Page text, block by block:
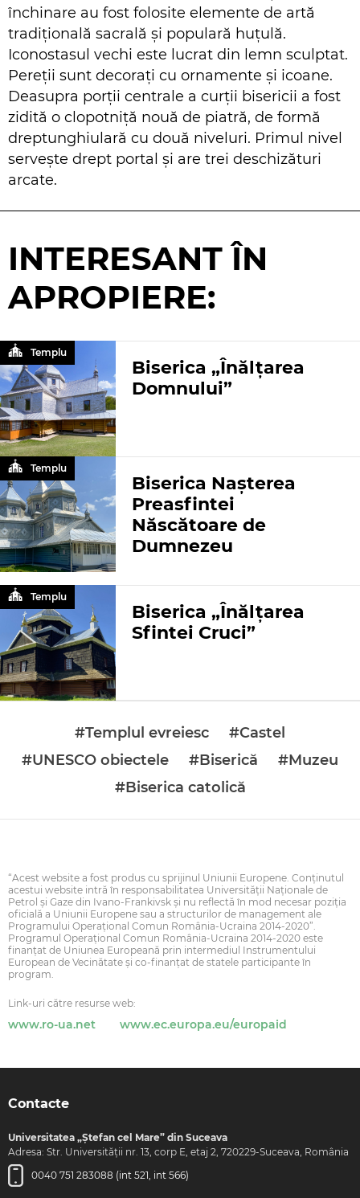
închinare au fost folosite elemente de artă
tradițională sacrală și populară huțulă.
Iconostasul vechi este lucrat din lemn sculptat.
Pereții sunt decorați cu ornamente și icoane.
Deasupra porții centrale a curții bisericii a fost
zidită o clopotniță nouă de piatră, de formă
dreptunghiulară cu două niveluri. Primul nivel
servește drept portal și are trei deschizături
arcate.
INTERESANT ÎN
APROPIERE:
Biserica „Înălțarea
Domnului”
Templu
Biserica Naşterea
Preasfintei
Născătoare de
Dumnezeu
Templu
Biserica „Înălțarea
Sfintei Cruci”
Templu
#Templul evreiesc
#Castel
#UNESCO obiectele
#Biserică
#Muzeu
#Biserica catolică
“Acest website a fost produs cu sprijinul Uniunii Europene. Conţinutul
acestui website intră în responsabilitatea Universității Naționale de
Petrol și Gaze din Ivano-Frankivsk şi nu reflectă în mod necesar poziţia
oficială a Uniunii Europene sau a structurilor de management ale
Programului Operaţional Comun România-Ucraina 2014-2020”.
Programul Operaţional Comun România-Ucraina 2014-2020 este
finanţat de Uniunea Europeană prin intermediul Instrumentului
European de Vecinătate şi co-finanţat de statele participante în
program.
Link-uri către resurse web:
www.ro-ua.net www.ec.europa.eu/europaid
Contacte
Universitatea „Ștefan cel Mare” din Suceava
Adresa: Str. Universității nr. 13, corp E, etaj 2, 720229-Suceava, România
0040 751 283088 (int 521, int 566)